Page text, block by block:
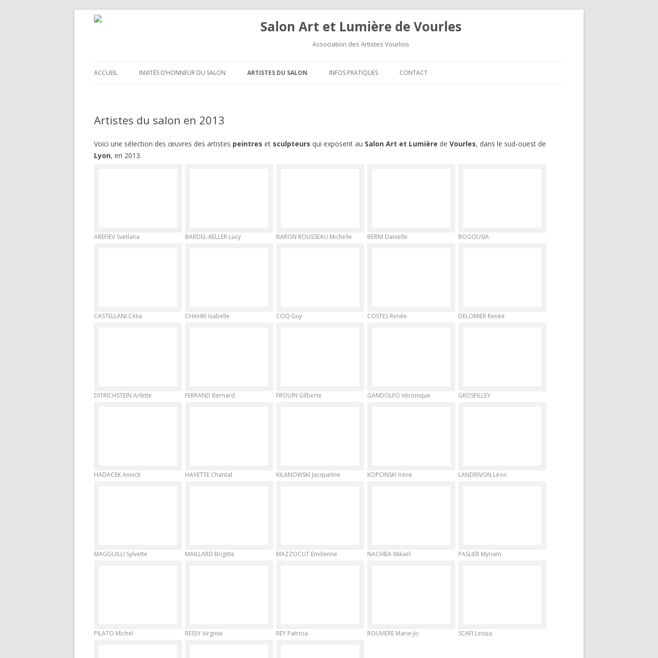
Salon Art et Lumière de Vourles
Association des Artistes Vourlois
ACCUEIL INVITÉS D’HONNEUR DU SALON ARTISTES DU SALON INFOS PRATIQUES CONTACT
Artistes du salon en 2013
Voici une sélection des œuvres des artistes peintres et sculpteurs qui exposent au Salon Art et Lumière de Vourles, dans le sud-ouest de
Lyon, en 2013.
AREFIEV Svetlana BARDEL-KELLER Lucy BARON ROUSSEAU Michelle BERNI Danielle BOGOUSIA
CASTELLANI Célia CHAHRI Isabelle COQ Guy COSTES Renée DELOMIER Renée
DITRICHSTEIN Arlette FERRAND Bernard FROUIN Gilberte GANDOLFO Véronique GROSFILLEY
HADACEK Annick HAYETTE Chantal KILANOWSKI Jacqueline KOPCINSKI Irène LANDRIVON Léon
MAGGUILLI Sylvette MAILLARD Brigitte MAZZOCUT Emilienne NACHBA Mikael PASLIER Myriam
PILATO Michel RESSY Virginie REY Patricia ROUVIERE Marie-Jo SCAFI Lessia